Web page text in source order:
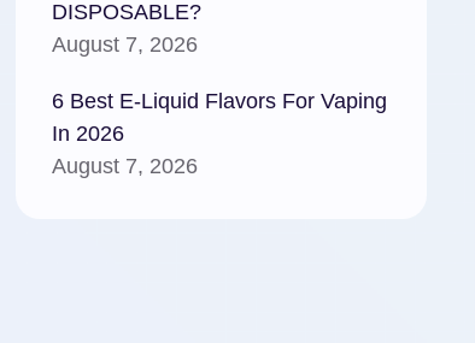
DISPOSABLE?
August 7, 2026
6 Best E-Liquid Flavors For Vaping
In 2026
August 7, 2026